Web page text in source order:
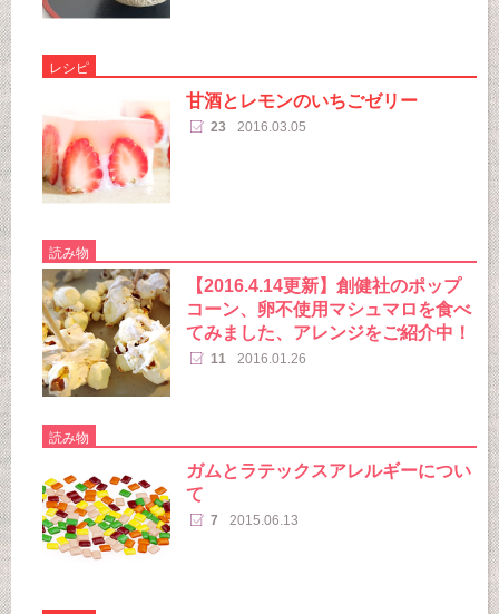
レシピ
甘酒とレモンのいちごゼリー
23 2016.03.05
読み物
【2016.4.14更新】創健社のポップ
コーン、卵不使用マシュマロを食べ
てみました、アレンジをご紹介中！
11 2016.01.26
読み物
ガムとラテックスアレルギーについ
て
7 2015.06.13